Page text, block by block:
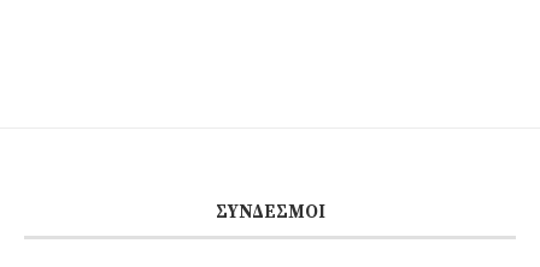
ΣΎΝΔΕΣΜΟΙ